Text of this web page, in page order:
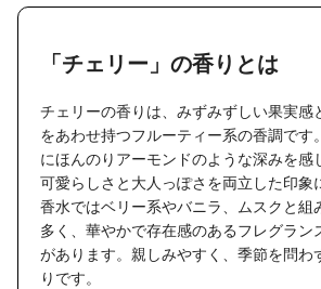
「チェリー」の香りとは
チェリーの香りは、みずみずしい果実感
をあわせ持つフルーティー系の香調です
にほんのりアーモンドのような深みを感
可愛らしさと大人っぽさを両立した印象
香水ではベリー系やバニラ、ムスクと組
多く、華やかで存在感のあるフレグラン
があります。親しみやすく、季節を問わ
りです。